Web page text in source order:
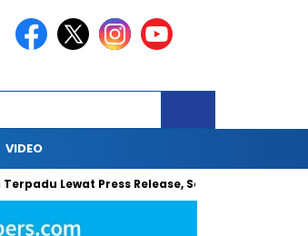
VIDEO
Lewat Press Release, Sapulangit PR